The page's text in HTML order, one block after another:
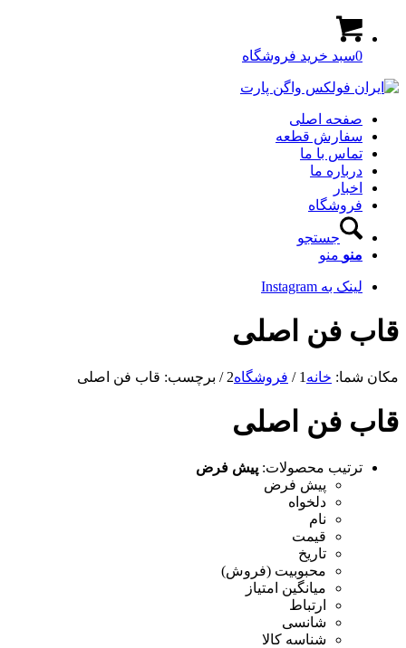
0سبد خرید فروشگاه
صفحه اصلی
سفارش قطعه
تماس با ما
درباره ما
اخبار
فروشگاه
جستجو
منو منو
لینک به Instagram
قاب فن اصلی
مکان شما: خانه 1
/ فروشگاه2
/ برچسب: قاب فن اصلی
قاب فن اصلی
ترتیب محصولات: پیش فرض
پیش فرض
دلخواه
نام
قیمت
تاریخ
محبوبیت (فروش)
میانگین امتیاز
ارتباط
شانسی
شناسه کالا